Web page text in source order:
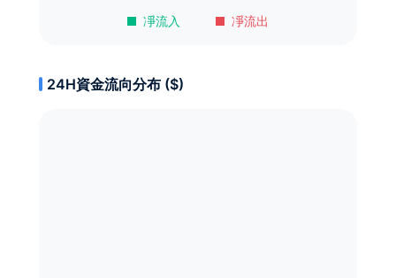
凈流入 凈流出
24H資金流向分布 ($)